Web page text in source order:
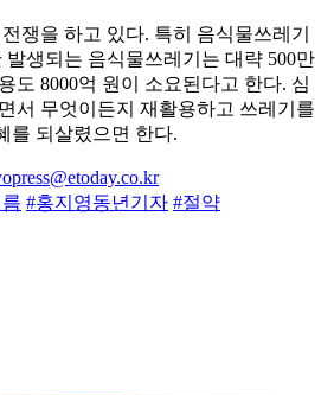
쟁을 하고 있다. 특히 음식물쓰레기
생되는 음식물쓰레기는 대략 500만
도 8000억 원이 소요된다고 한다. 심
서 무엇이든지 재활용하고 쓰레기를
를 되살렸으면 한다.
#홍지영동년기자 #절약